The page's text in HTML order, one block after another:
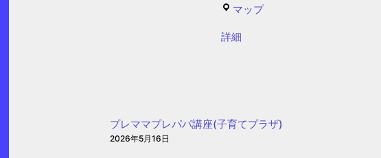
う
ち
マップ南
保
{title}
詳細
プレママプレパパ講座(子育てプラザ)
2026年5月16日